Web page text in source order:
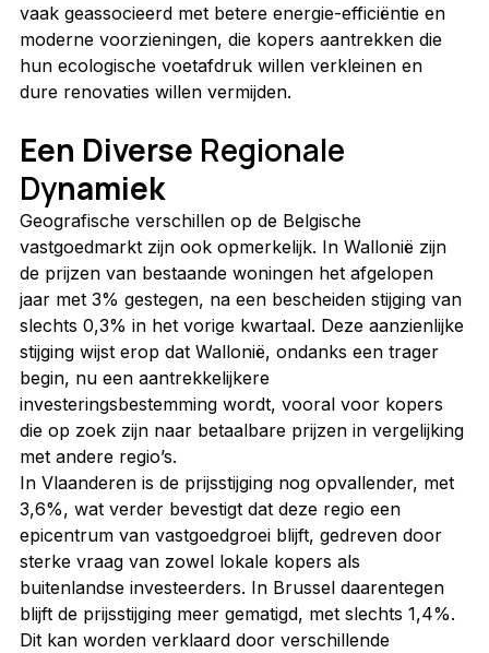
vaak geassocieerd met betere energie-efficiëntie en
moderne voorzieningen, die kopers aantrekken die
hun ecologische voetafdruk willen verkleinen en
dure renovaties willen vermijden.
Een Diverse Regionale
Dynamiek
Geografische verschillen op de Belgische
vastgoedmarkt zijn ook opmerkelijk. In Wallonië zijn
de prijzen van bestaande woningen het afgelopen
jaar met 3% gestegen, na een bescheiden stijging van
slechts 0,3% in het vorige kwartaal. Deze aanzienlijke
stijging wijst erop dat Wallonië, ondanks een trager
begin, nu een aantrekkelijkere
investeringsbestemming wordt, vooral voor kopers
die op zoek zijn naar betaalbare prijzen in vergelijking
met andere regio’s.
In Vlaanderen is de prijsstijging nog opvallender, met
3,6%, wat verder bevestigt dat deze regio een
epicentrum van vastgoedgroei blijft, gedreven door
sterke vraag van zowel lokale kopers als
buitenlandse investeerders. In Brussel daarentegen
blijft de prijsstijging meer gematigd, met slechts 1,4%.
Dit kan worden verklaard door verschillende